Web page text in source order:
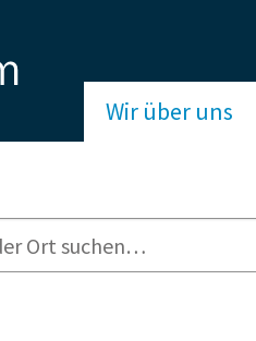
Wir über uns